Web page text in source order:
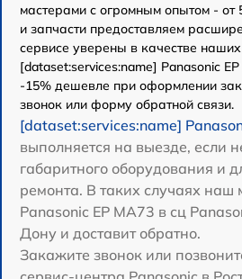
мастерами с огромным опытом - от
и запчасти предоставляем
сервисе уверены в качестве наших
[dataset:services:name] Panasonic
-15% дешевле при оформлении
звонок или форму обратной связи.
[dataset:services:name]
выполняется на выезде, если
габаритного оборудования и
ремонта. В таких случаях наш
Panasonic EP MA73 в сц
Дону и доставит обратно.
Закажите звонок или